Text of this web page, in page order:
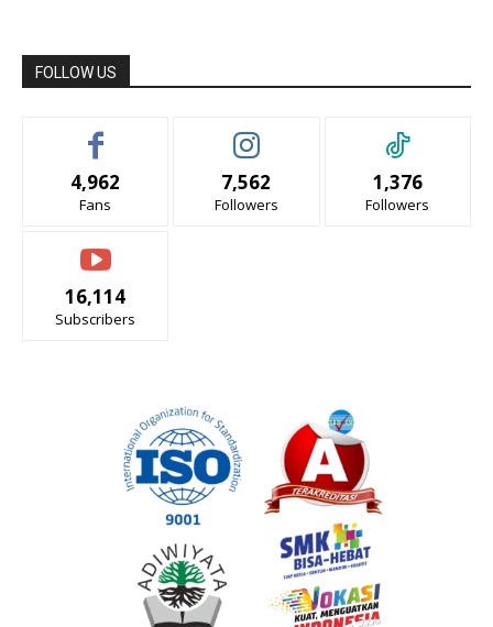
FOLLOW US
4,962
Fans
7,562
Followers
1,376
Followers
16,114
Subscribers